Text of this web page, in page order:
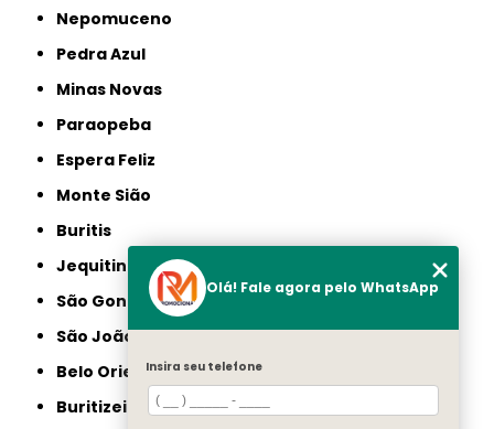
Nepomuceno
Pedra Azul
Minas Novas
Paraopeba
Espera Feliz
Monte Sião
Buritis
Jequitinhonha
São Gonçalo do Sapucaí
São João da Ponte
Belo Oriente
Buritizeiro
Olá! Fale agora pelo WhatsApp
Insira seu telefone